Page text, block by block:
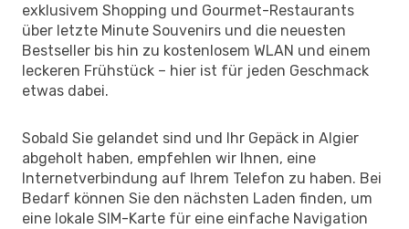
exklusivem Shopping und Gourmet-Restaurants
über letzte Minute Souvenirs und die neuesten
Bestseller bis hin zu kostenlosem WLAN und einem
leckeren Frühstück – hier ist für jeden Geschmack
etwas dabei.
Sobald Sie gelandet sind und Ihr Gepäck in Algier
abgeholt haben, empfehlen wir Ihnen, eine
Internetverbindung auf Ihrem Telefon zu haben. Bei
Bedarf können Sie den nächsten Laden finden, um
eine lokale SIM-Karte für eine einfache Navigation